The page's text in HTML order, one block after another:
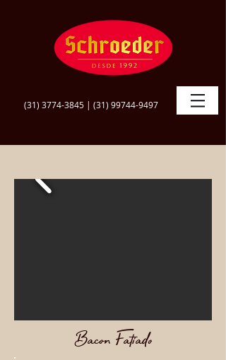
(31) 3774-3845| (31) 99744-9497
Bacon Fatiado